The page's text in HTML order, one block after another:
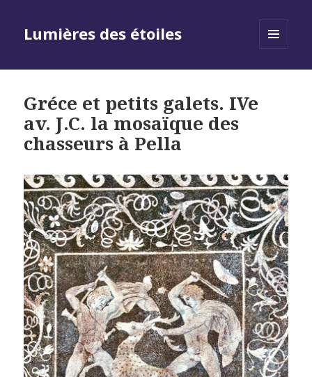
Lumières des étoiles
Gréce et petits galets. IVe
av. J.C. la mosaïque des
chasseurs à Pella